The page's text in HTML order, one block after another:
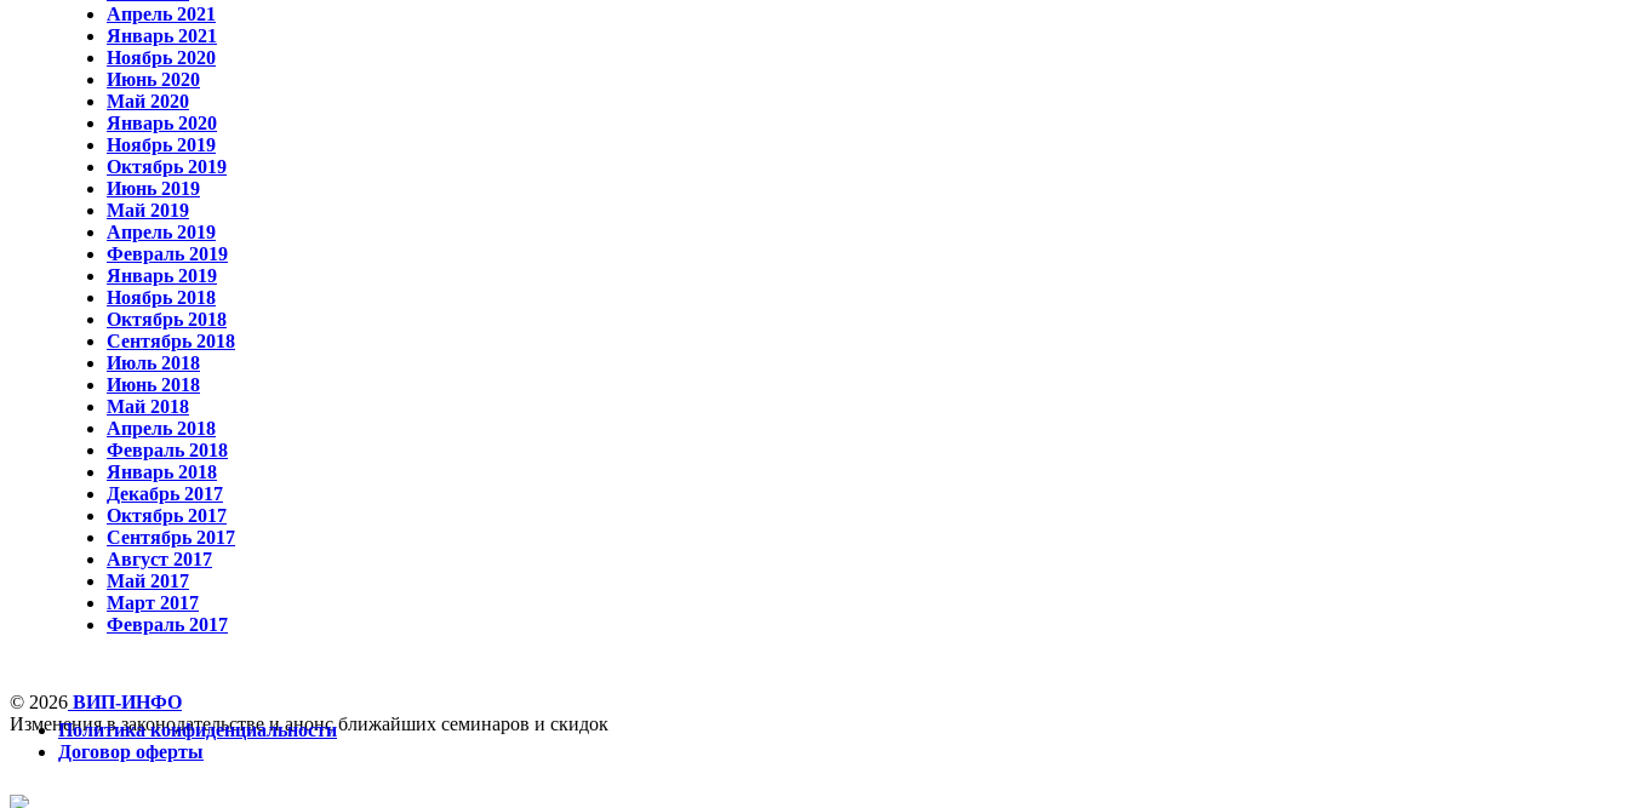
Апрель 2021
Январь 2021
Ноябрь 2020
Июнь 2020
Май 2020
Январь 2020
Ноябрь 2019
Октябрь 2019
Июнь 2019
Май 2019
Апрель 2019
Февраль 2019
Январь 2019
Ноябрь 2018
Октябрь 2018
Сентябрь 2018
Июль 2018
Июнь 2018
Май 2018
Апрель 2018
Февраль 2018
Январь 2018
Декабрь 2017
Октябрь 2017
Сентябрь 2017
Август 2017
Май 2017
Март 2017
Февраль 2017
© 2026 ВИП-ИНФО
Изменения в законодательстве и анонс ближайших семинаров и скидок
Политика конфиденциальности
Договор оферты